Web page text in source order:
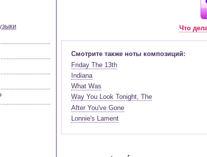
Что
Смотрите также ноты композиций:
Friday The 13th
Indiana
What Was
Way You Look Tonight, The
After You've Gone
Lonnie's Lament